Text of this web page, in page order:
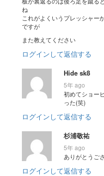
ね
これがよくいうプレッシャー
ですが
また教えてください
ログインして返信する
Hide sk8
5年 ago
初めてショー
った(笑)
ログインして返信する
杉浦敬祐
5年 ago
ありがとうご
ログインして返信する